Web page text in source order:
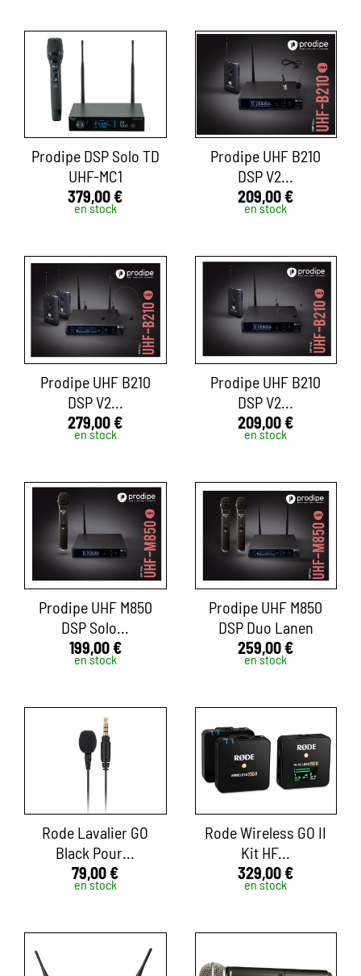
Prodipe DSP Solo TD
UHF-MC1
379,00 €
en stock
Prodipe UHF B210
DSP V2...
209,00 €
en stock
Prodipe UHF B210
DSP V2...
279,00 €
en stock
Prodipe UHF B210
DSP V2...
209,00 €
en stock
Prodipe UHF M850
DSP Solo...
199,00 €
en stock
Prodipe UHF M850
DSP Duo Lanen
259,00 €
en stock
Rode Lavalier GO
Black Pour...
79,00 €
en stock
Rode Wireless GO II
Kit HF...
329,00 €
en stock